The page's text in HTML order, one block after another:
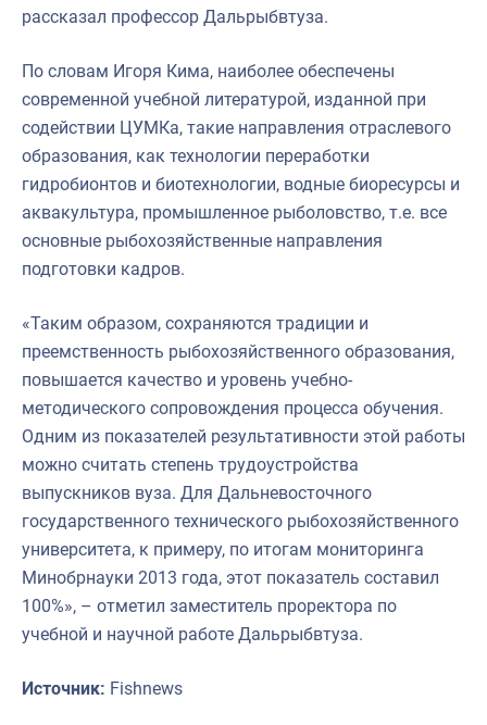
рассказал профессор Дальрыбвтуза.
По словам Игоря Кима, наиболее обеспечены
современной учебной литературой, изданной при
содействии ЦУМКа, такие направления отраслевого
образования, как технологии переработки
гидробионтов и биотехнологии, водные биоресурсы и
аквакультура, промышленное рыболовство, т.е. все
основные рыбохозяйственные направления
подготовки кадров.
«Таким образом, сохраняются традиции и
преемственность рыбохозяйственного образования,
повышается качество и уровень учебно-
методического сопровождения процесса обучения.
Одним из показателей результативности этой работы
можно считать степень трудоустройства
выпускников вуза. Для Дальневосточного
государственного технического рыбохозяйственного
университета, к примеру, по итогам мониторинга
Минобрнауки 2013 года, этот показатель составил
100%», – отметил заместитель проректора по
учебной и научной работе Дальрыбвтуза.
Источник: Fishnews